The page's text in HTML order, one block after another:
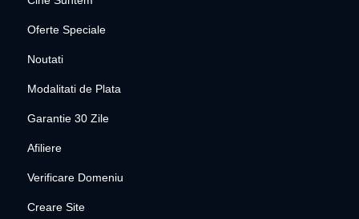
Oferte Speciale
Noutati
Modalitati de Plata
Garantie 30 Zile
Afiliere
Verificare Domeniu
Creare Site